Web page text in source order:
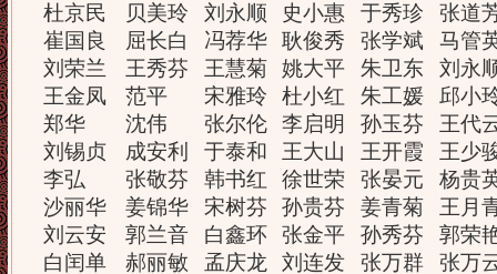
杜京民
崔国良
刘荣兰
王金凤
郑华
刘锡贞
李弘
沙丽华
刘云安
白闰单
贝美玲
屈长白
王秀芬
范平
沈伟
成安利
张敬芬
姜锦华
郭兰音
郝丽敏
刘永顺
冯荐华
王慧菊
宋雅玲
张尔伦
于泰和
韩书红
宋树芬
白鑫环
孟庆龙
史小惠
耿俊秀
姚大平
杜小红
李启明
王大山
徐世荣
孙贵芬
张金平
刘连发
于秀珍
张学斌
朱卫东
朱工媛
孙玉芬
王开霞
张晏元
姜青菊
孙秀芬
张万群
张道
马管
刘永
邱小
王代
王少
杨贵
王月
郭荣
张万